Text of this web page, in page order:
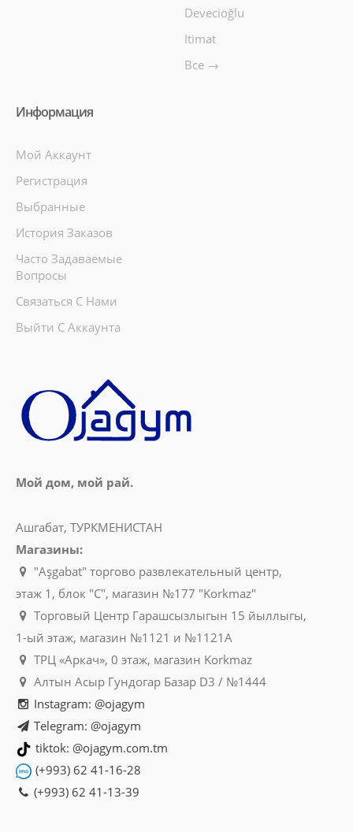
Devecioğlu
Itimat
Все →
Информация
Мой Аккаунт
Регистрация
Выбранные
История Заказов
Часто Задаваемые
Вопросы
Связаться С Нами
Выйти С Аккаунта
Мой дом, мой рай.
Ашгабат, ТУРКМЕНИСТАН
Магазины:
"Aşgabat" торгово развлекательный центр,
этаж 1, блок "C", магазин №177 "Korkmaz"
Торговый Центр Гарашсызлыгын 15 йыллыгы,
1-ый этаж, магазин №1121 и №1121A
ТРЦ «Аркач», 0 этаж, магазин Korkmaz
Алтын Асыр Гундогар Базар D3 / №1444
Instagram: @ojagym
Telegram: @ojagym
tiktok: @ojagym.com.tm
(+993) 62 41-16-28
(+993) 62 41-13-39